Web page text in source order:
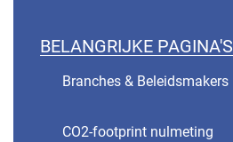
BELANGRIJKE PAGINA'S
Branches & Beleidsmakers
CO2-footprint nulmeting